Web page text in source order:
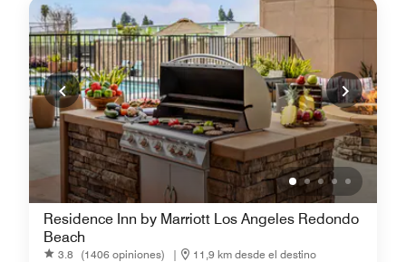
Residence Inn by Marriott Los Angeles Redondo
Beach
3.8 (1406 opiniones) |
11,9 km desde el destino